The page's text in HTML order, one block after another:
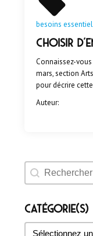
besoins
Choisir
Connaissez-
mars, section
pour décrire
Auteur:
Rechercher un
Catégorie(s)
Catégorie(s)
Catégorie(s)